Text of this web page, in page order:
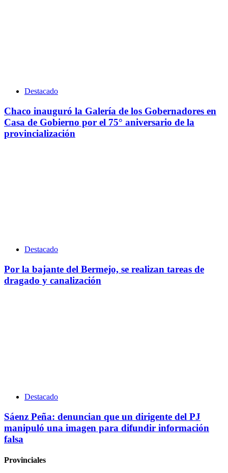
Destacado
Chaco inauguró la Galería de los Gobernadores en
Casa de Gobierno por el 75° aniversario de la
provincialización
Destacado
Por la bajante del Bermejo, se realizan tareas de
dragado y canalización
Destacado
Sáenz Peña: denuncian que un dirigente del PJ
manipuló una imagen para difundir información
falsa
Provinciales